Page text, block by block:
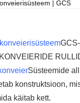
Süsteemide
konstruktsioon,
käitab kett.